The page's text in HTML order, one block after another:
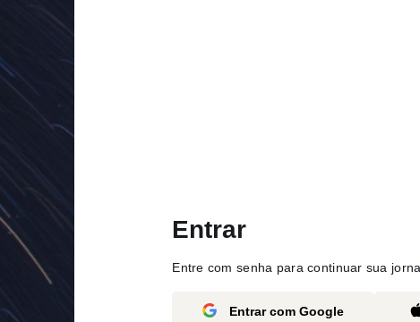
Entrar
Entre com senha para continuar sua
Entrar com Google